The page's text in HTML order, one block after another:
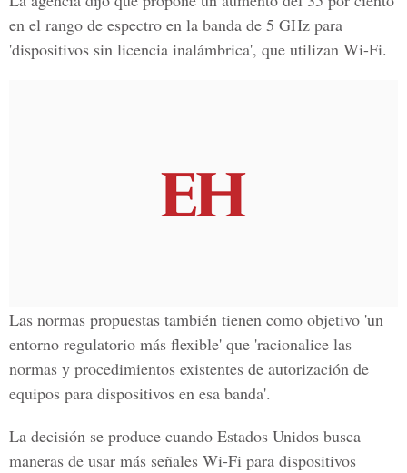
en el rango de espectro en la banda de 5 GHz para
'dispositivos sin licencia inalámbrica', que utilizan Wi-Fi.
Las normas propuestas también tienen como objetivo 'un
entorno regulatorio más flexible' que 'racionalice las
normas y procedimientos existentes de autorización de
equipos para dispositivos en esa banda'.
La decisión se produce cuando Estados Unidos busca
maneras de usar más señales Wi-Fi para dispositivos